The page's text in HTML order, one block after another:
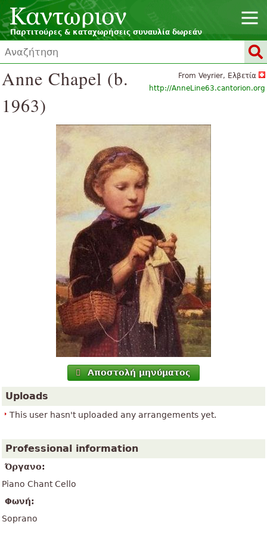
Παρτιτούρες & καταχωρήσεις συναυλία δωρεάν
From Veyrier, Ελβετία
http://AnneLine63.cantorion.org
Anne Chapel (b.
1963)
Αποστολή μηνύματος
Uploads
This user hasn't uploaded any arrangements yet.
Professional information
Όργανο:
Piano Chant Cello
Φωνή:
Soprano